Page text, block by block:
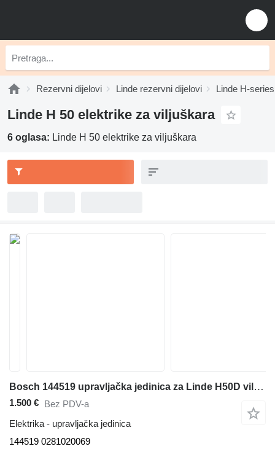
Rezervni dijelovi Linde rezervni dijelovi Linde H-
Linde H 50 elektrike za viljuškara
6 oglasa: Linde H 50 elektrike za viljuškara
Bosch 144519 upravljačka jedinica za Linde H50D viljuškara
1.500 € Bez PDV-a
Elektrika - upravljačka jedinica
144519 0281020069